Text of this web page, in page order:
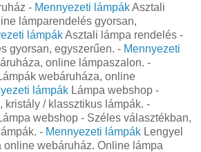
- Mennyezeti lámpákAsztali
lámparendelés gyorsan,
lámpákAsztali lámpa rendelés -
gyorsan, egyszerűen. - Mennyezeti
online lámpaszalon. -
webáruháza, online
lámpák Lámpa webshop -
kristály / klassztikus lámpák. -
webshop - Széles választékban,
- Mennyezeti lámpák Lengyel
online webáruház. Online lámpa